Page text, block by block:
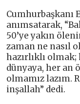
Cumhurbaşkanı
anımsatarak,
50’ye yakın
zaman ne nasıl
hazırlıklı
dünyaya, her an
olmamız lazım.
inşallah” dedi.